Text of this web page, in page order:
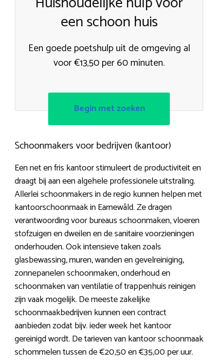
een schoon huis
Een goede poetshulp uit de omgeving al
voor €13,50 per 60 minuten.
Begin met zoeken
Schoonmakers voor bedrijven (kantoor)
Een net en fris kantoor stimuleert de productiviteit en
draagt bij aan een algehele professionele uitstraling.
Allerlei schoonmakers in de regio kunnen helpen met
kantoorschoonmaak in Earnewâld. Ze dragen
verantwoording voor bureaus schoonmaken, vloeren
stofzuigen en dweilen en de sanitaire voorzieningen
onderhouden. Ook intensieve taken zoals
glasbewassing, muren, wanden en gevelreiniging,
zonnepanelen schoonmaken, onderhoud en
schoonmaken van ventilatie of trappenhuis reinigen
zijn vaak mogelijk. De meeste zakelijke
schoonmaakbedrijven kunnen een contract
aanbieden zodat bijv. ieder week het kantoor
gereinigd wordt. De tarieven van kantoor schoonmaak
schommelen tussen de €20,50 en €35,00 per uur.